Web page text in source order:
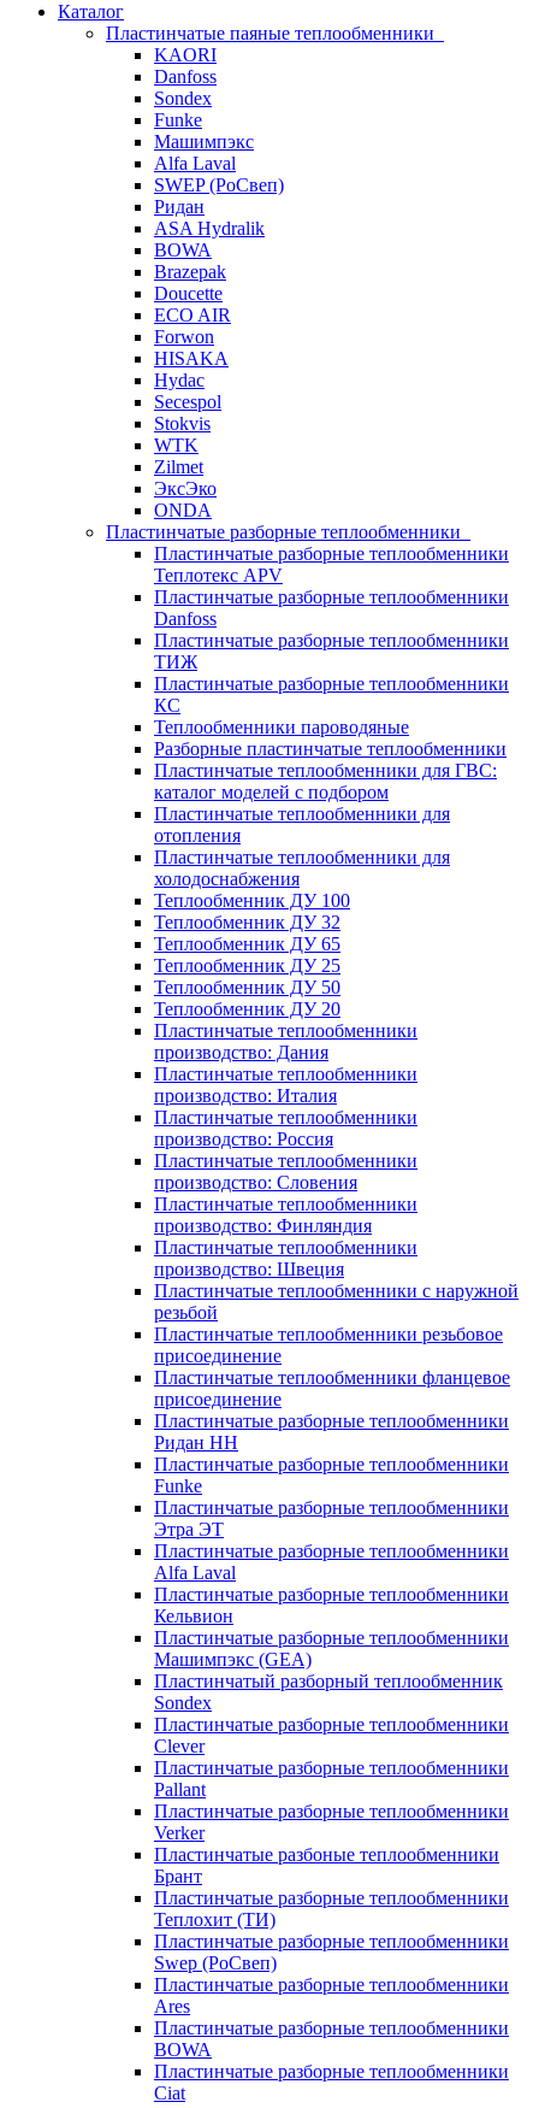
Каталог
Пластинчатые паяные теплообменники
KAORI
Danfoss
Sondex
Funke
Машимпэкс
Alfa Laval
SWEP (РоСвеп)
Ридан
ASA Hydralik
BOWA
Brazepak
Doucette
ECO AIR
Forwon
HISAKA
Hydac
Secespol
Stokvis
WTK
Zilmet
ЭксЭко
ONDA
Пластинчатые разборные теплообменники
Пластинчатые разборные теплообменники
Теплотекс APV
Пластинчатые разборные теплообменники
Danfoss
Пластинчатые разборные теплообменники
ТИЖ
Пластинчатые разборные теплообменники
КC
Теплообменники пароводяные
Разборные пластинчатые теплообменники
Пластинчатые теплообменники для ГВС:
каталог моделей с подбором
Пластинчатые теплообменники для
отопления
Пластинчатые теплообменники для
холодоснабжения
Теплообменник ДУ 100
Теплообменник ДУ 32
Теплообменник ДУ 65
Теплообменник ДУ 25
Теплообменник ДУ 50
Теплообменник ДУ 20
Пластинчатые теплообменники
производство: Дания
Пластинчатые теплообменники
производство: Италия
Пластинчатые теплообменники
производство: Россия
Пластинчатые теплообменники
производство: Словения
Пластинчатые теплообменники
производство: Финляндия
Пластинчатые теплообменники
производство: Швеция
Пластинчатые теплообменники с наружной
резьбой
Пластинчатые теплообменники резьбовое
присоединение
Пластинчатые теплообменники фланцевое
присоединение
Пластинчатые разборные теплообменники
Ридан НН
Пластинчатые разборные теплообменники
Funke
Пластинчатые разборные теплообменники
Этра ЭТ
Пластинчатые разборные теплообменники
Alfa Laval
Пластинчатые разборные теплообменники
Кельвион
Пластинчатые разборные теплообменники
Машимпэкс (GEA)
Пластинчатый разборный теплообменник
Sondex
Пластинчатые разборные теплообменники
Clever
Пластинчатые разборные теплообменники
Pallant
Пластинчатые разборные теплообменники
Verker
Пластинчатые разбоные теплообменники
Брант
Пластинчатые разборные теплообменники
Теплохит (ТИ)
Пластинчатые разборные теплообменники
Swep (РоСвеп)
Пластинчатые разборные теплообменники
Ares
Пластинчатые разборные теплообменники
BOWA
Пластинчатые разборные теплообменники
Ciat